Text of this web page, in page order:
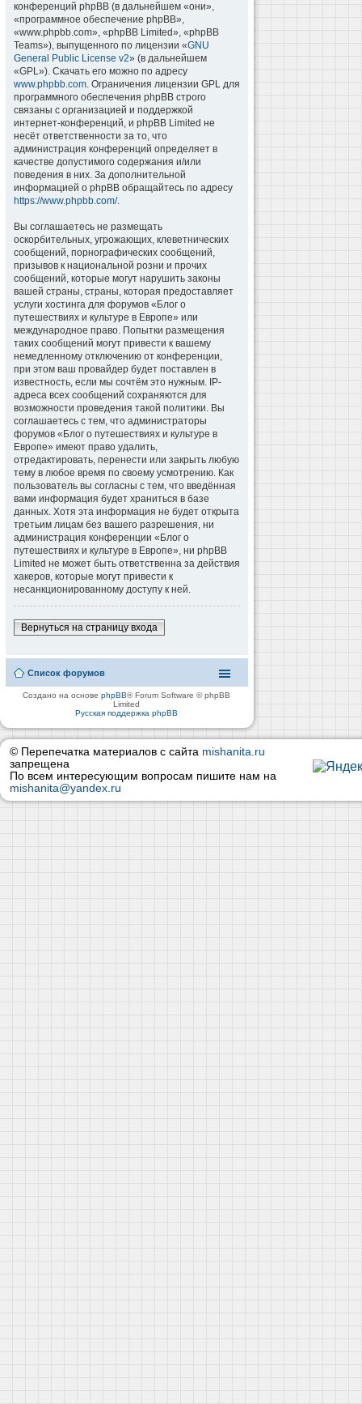
конференций phpBB (в дальнейшем «они»,
«программное обеспечение phpBB»,
«www.phpbb.com», «phpBB Limited», «phpBB
Teams»), выпущенного по лицензии «GNU
General Public License v2» (в дальнейшем
«GPL»). Скачать его можно по адресу
www.phpbb.com. Ограничения лицензии GPL для
программного обеспечения phpBB строго
связаны с организацией и поддержкой
интернет-конференций, и phpBB Limited не
несёт ответственности за то, что
администрация конференций определяет в
качестве допустимого содержания и/или
поведения в них. За дополнительной
информацией о phpBB обращайтесь по адресу
https://www.phpbb.com/.
Вы соглашаетесь не размещать
оскорбительных, угрожающих, клеветнических
сообщений, порнографических сообщений,
призывов к национальной розни и прочих
сообщений, которые могут нарушить законы
вашей страны, страны, которая предоставляет
услуги хостинга для форумов «Блог о
путешествиях и культуре в Европе» или
международное право. Попытки размещения
таких сообщений могут привести к вашему
немедленному отключению от конференции,
при этом ваш провайдер будет поставлен в
известность, если мы сочтём это нужным. IP-
адреса всех сообщений сохраняются для
возможности проведения такой политики. Вы
соглашаетесь с тем, что администраторы
форумов «Блог о путешествиях и культуре в
Европе» имеют право удалить,
отредактировать, перенести или закрыть любую
тему в любое время по своему усмотрению. Как
пользователь вы согласны с тем, что введённая
вами информация будет храниться в базе
данных. Хотя эта информация не будет открыта
третьим лицам без вашего разрешения, ни
администрация конференции «Блог о
путешествиях и культуре в Европе», ни phpBB
Limited не может быть ответственна за действия
хакеров, которые могут привести к
несанкционированному доступу к ней.
Вернуться на страницу входа
Список форумов
Создано на основеphpBB® Forum Software © phpBB
Limited
Русская поддержка phpBB
© Перепечатка материалов с сайта mishanita.ru
запрещена
По всем интересующим вопросам пишите нам на
mishanita@yandex.ru